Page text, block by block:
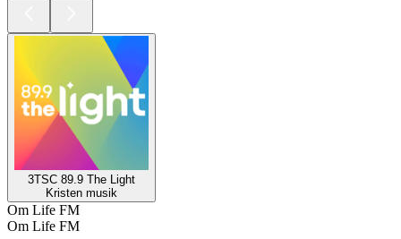
3TSC 89.9 The Light
Kristen musik
Om Life FM
Om Life FM